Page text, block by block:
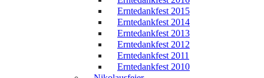
Erntedankfest 2015
Erntedankfest 2014
Erntedankfest 2013
Erntedankfest 2012
Erntedankfest 2011
Erntedankfest 2010